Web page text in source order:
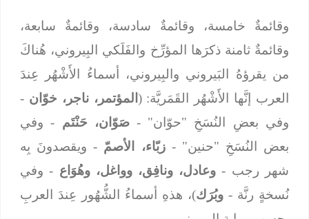
وقائمةٌ خامسة، وقائمةٌ سادسة، وقائمةٌ سابعة،
وقائمةٌ ثامنة ذكرَها المؤرِّخ والفَلَكي البِيروني، هُناكَ
من يقرؤهُ البَيروني والبِيروني، أسماءُ الأَشْهُر عِندَ
العرب إنَّها الأَشْهُر القَمَريَّة: ( المؤتمر، ناجر، خوّان-
وفي بعضِ النُسَخِ "حوّان" - صَوّان، حَنْتَم- وفي
بعض النُسَخِ "حنين" - زبّاء، الأصمّ- ويقصدونَ بِه
شهر رجب - وعادل، ونافِق، وواغل، وهُوَاع - وفي
نُسخةٍ رنَّة - وبُرَك)، هذهِ أسماءُ الشُّهُور عِندَ العربِ